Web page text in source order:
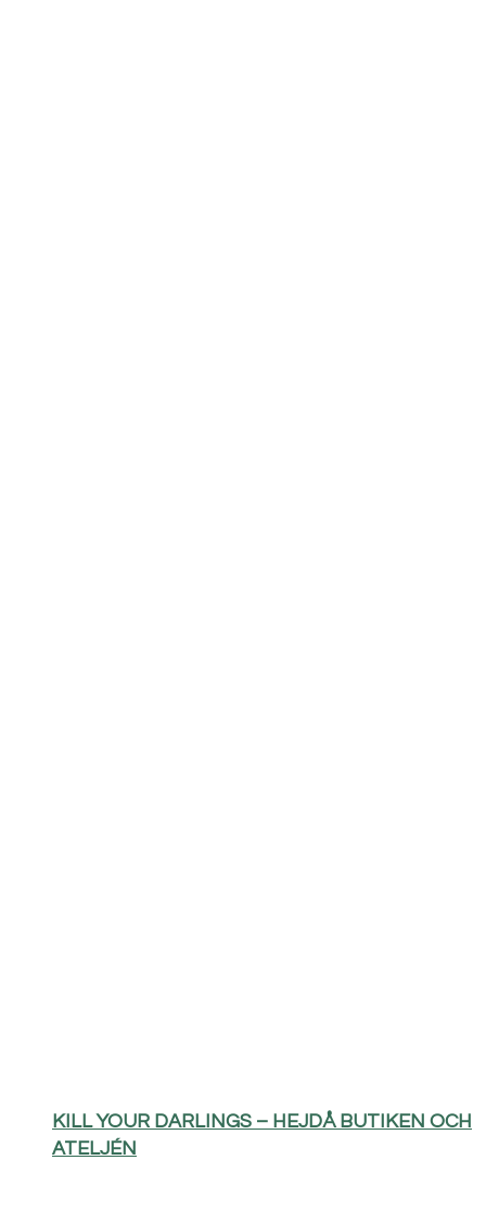
KILL YOUR DARLINGS – HEJDÅ BUTIKEN OCH
ATELJÉN